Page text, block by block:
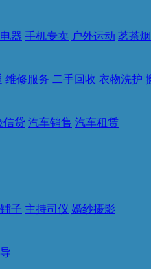
器 手机专卖 户外运动 茗茶
维修服务 二手回收 衣物洗护
信贷 汽车销售 汽车租赁
子 主持司仪 婚纱摄影